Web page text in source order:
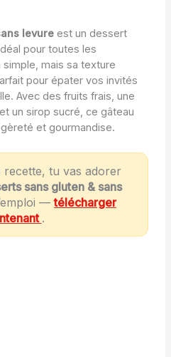
levureest un dessert
pour toutes les
mais sa texture
pour épater vos invités
Avec des fruits frais, une
un sirop sucré, ce gâteau
et gourmandise.
recette, tu vas adorer
sans gluten & sans
—télécharger
.